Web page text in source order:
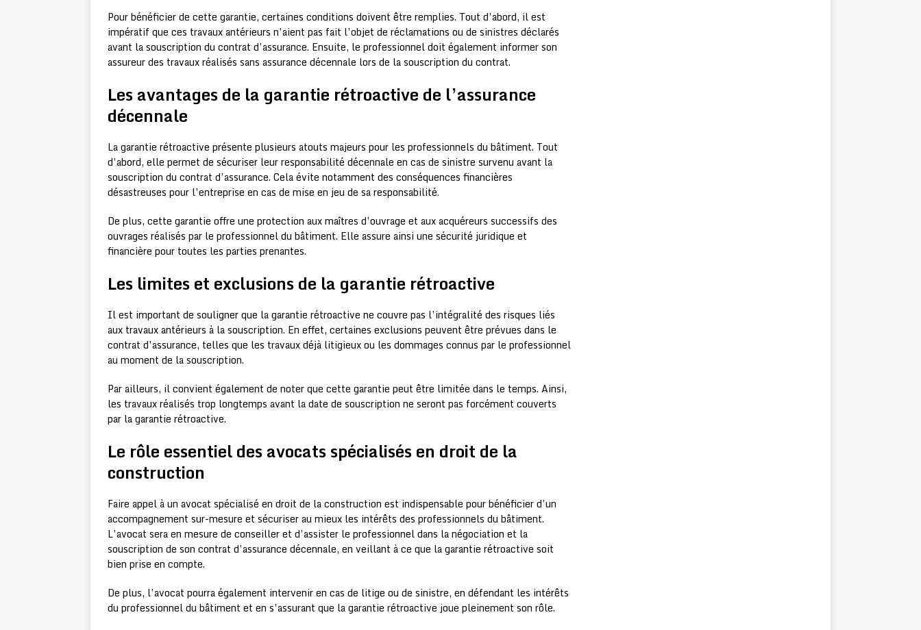
Pour bénéficier de cette garantie, certaines conditions doivent être remplies. Tout d’abord, il est
impératif que ces travaux antérieurs n’aient pas fait l’objet de réclamations ou de sinistres déclarés
avant la souscription du contrat d’assurance. Ensuite, le professionnel doit également informer son
assureur des travaux réalisés sans assurance décennale lors de la souscription du contrat.
Les avantages de la garantie rétroactive de l’assurance
décennale
La garantie rétroactive présente plusieurs atouts majeurs pour les professionnels du bâtiment. Tout
d’abord, elle permet de sécuriser leur responsabilité décennale en cas de sinistre survenu avant la
souscription du contrat d’assurance. Cela évite notamment des conséquences financières
désastreuses pour l’entreprise en cas de mise en jeu de sa responsabilité.
De plus, cette garantie offre une protection aux maîtres d’ouvrage et aux acquéreurs successifs des
ouvrages réalisés par le professionnel du bâtiment. Elle assure ainsi une sécurité juridique et
financière pour toutes les parties prenantes.
Les limites et exclusions de la garantie rétroactive
Il est important de souligner que la garantie rétroactive ne couvre pas l’intégralité des risques liés
aux travaux antérieurs à la souscription. En effet, certaines exclusions peuvent être prévues dans le
contrat d’assurance, telles que les travaux déjà litigieux ou les dommages connus par le professionnel
au moment de la souscription.
Par ailleurs, il convient également de noter que cette garantie peut être limitée dans le temps. Ainsi,
les travaux réalisés trop longtemps avant la date de souscription ne seront pas forcément couverts
par la garantie rétroactive.
Le rôle essentiel des avocats spécialisés en droit de la
construction
Faire appel à un avocat spécialisé en droit de la construction est indispensable pour bénéficier d’un
accompagnement sur-mesure et sécuriser au mieux les intérêts des professionnels du bâtiment.
L’avocat sera en mesure de conseiller et d’assister le professionnel dans la négociation et la
souscription de son contrat d’assurance décennale, en veillant à ce que la garantie rétroactive soit
bien prise en compte.
De plus, l’avocat pourra également intervenir en cas de litige ou de sinistre, en défendant les intérêts
du professionnel du bâtiment et en s’assurant que la garantie rétroactive joue pleinement son rôle.